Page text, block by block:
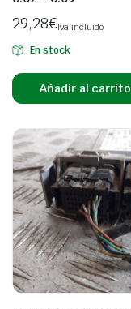
29,28€Iva incluido
En stock
Añadir al carrito